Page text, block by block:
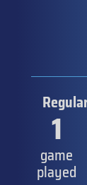
1
game
played